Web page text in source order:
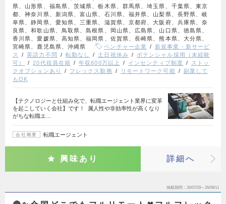
県、山形県、福島県、茨城県、栃木県、群馬県、埼玉県、千葉県、東京
都、神奈川県、新潟県、富山県、石川県、福井県、山梨県、長野県、岐
阜県、静岡県、愛知県、三重県、滋賀県、京都府、大阪府、兵庫県、奈
良県、和歌山県、鳥取県、島根県、岡山県、広島県、山口県、徳島県、
香川県、愛媛県、高知県、福岡県、佐賀県、長崎県、熊本県、大分県、
宮崎県、鹿児島県、沖縄県
ベンチャー企業
新規事業・新サービ
ス
英語力不問 転勤なし 土日祝休み
ポテンシャル採用（未経験
可）
20代役員在籍 年収600万以上 インセンティブ制度
ストッ
クオプションあり
フレックス勤務 リモートワーク可能
副業して
もOK
【テクノロジーと仕組み化で、転職エージェント業界に変革
を起こしていく会社】です！ 属人性や非効率性が高くなり
がちな転職エ…
会社概要 転職エージェント
興味あり 詳細へ
掲載期間 26/07/29～26/08/11